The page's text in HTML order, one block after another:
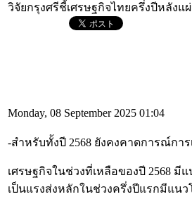
วิจัยกรุงศรีชี้เศรษฐกิจไทยครึ่งปีหลังแ
Monday, 08 September 2025 01:04
-สำหรับทั้งปี 2568 ยังคงคาดการณ์กา
เศรษฐกิจในช่วงที่เหลือของปี 2568
เป็นแรงส่งหลักในช่วงครึ่งปีแรกมีแน